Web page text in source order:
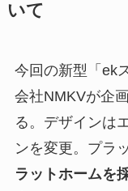
いて
今回の新型「ek
会社NMKVが企
る。デザインは
ンを変更。プラ
ラットホームを